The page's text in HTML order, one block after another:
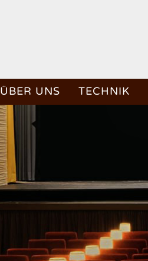
ÜBER UNS TECHNIK